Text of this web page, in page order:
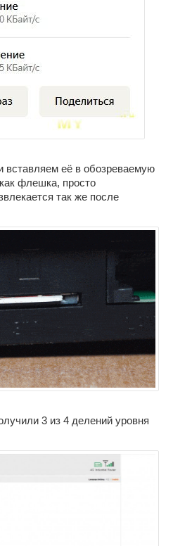
её в обозреваемую
флешка, просто
так же после
3 из 4 делений уровня